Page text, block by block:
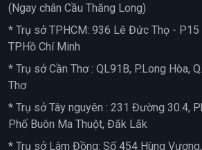
(Ngay chân Cầu Thăng Long)
* Trụ sở TPHCM: 936 Lê Đức Thọ - P15
TP.Hồ Chí Minh
* Trụ sở Cần Thơ : QL91B, P.Long Hòa,
Thơ
* Trụ sở Tây nguyên : 231 Đường 30.4,
Phố Buôn Ma Thuột, Đắk Lắk
* Trụ sở Lâm Đồng: Số 454 Hùng